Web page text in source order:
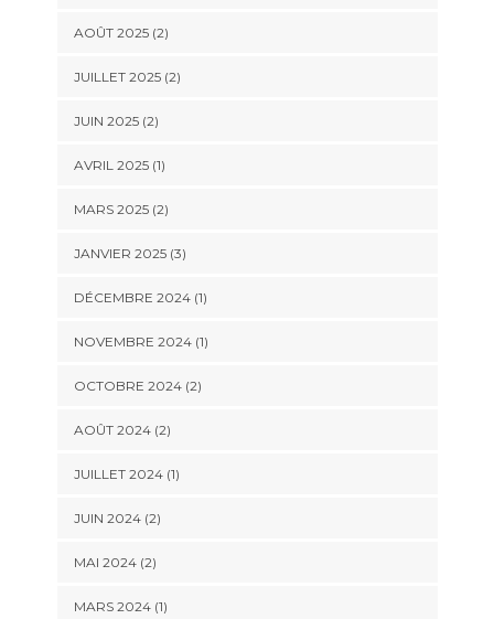
AOÛT 2025(2)
JUILLET 2025(2)
JUIN 2025(2)
AVRIL 2025(1)
MARS 2025(2)
JANVIER 2025(3)
DÉCEMBRE 2024(1)
NOVEMBRE 2024(1)
OCTOBRE 2024(2)
AOÛT 2024(2)
JUILLET 2024(1)
JUIN 2024(2)
MAI 2024(2)
MARS 2024(1)